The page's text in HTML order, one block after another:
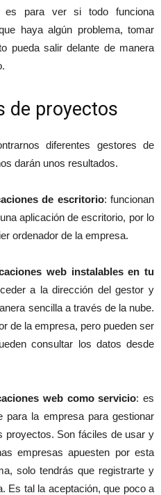
es para ver si todo funciona
haya algún problema, tomar
pueda salir delante de manera
de proyectos
diferentes gestores de
darán unos resultados.
de escritorio: funcionan
aplicación de escritorio, por lo
ordenador de la empresa.
web instalables en tu
a la dirección del gestor y
sencilla a través de la nube.
de la empresa, pero pueden ser
consultar los datos desde
web como servicio: es
para la empresa para gestionar
proyectos. Son fáciles de usar y
empresas apuesten por esta
solo tendrás que registrarte y
Es tal la aceptación, que poco a